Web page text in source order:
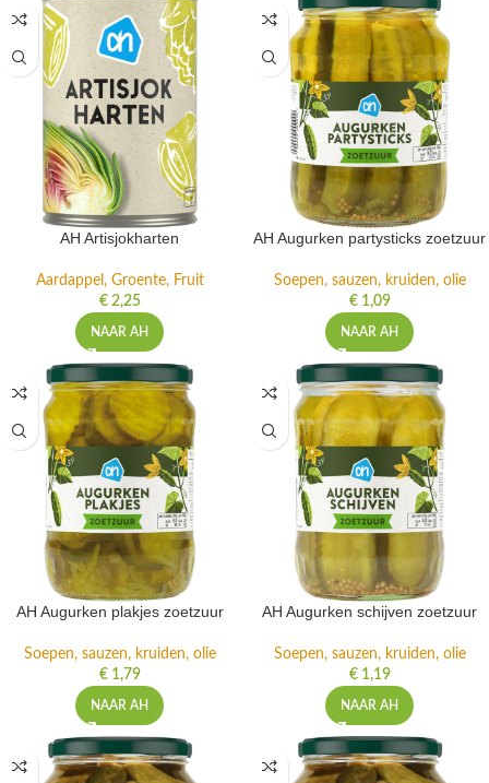
AH Artisjokharten
Aardappel, Groente, Fruit
€2,25
NAAR AH
AH Augurken partysticks zoetzuur
Soepen, sauzen, kruiden, olie
€1,09
NAAR AH
AH Augurken plakjes zoetzuur
Soepen, sauzen, kruiden, olie
€1,79
NAAR AH
AH Augurken schijven zoetzuur
Soepen, sauzen, kruiden, olie
€1,19
NAAR AH